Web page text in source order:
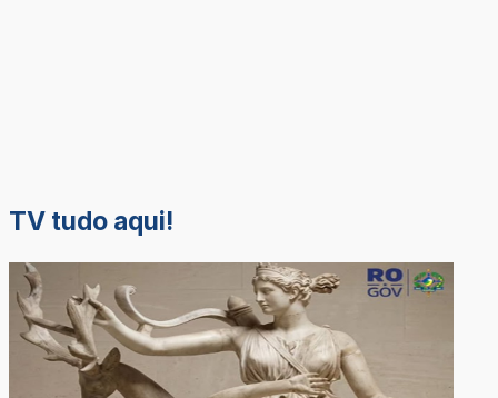
TV tudo aqui!